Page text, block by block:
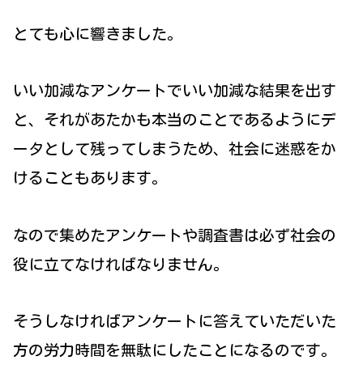
とても心に響きました。
いい加減なアンケートでいい加減な結果を出す
と、それがあたかも本当のことであるようにデ
ータとして残ってしまうため、社会に迷惑をか
けることもあります。
なので集めたアンケートや調査書は必ず社会の
役に立てなければなりません。
そうしなければアンケートに答えていただいた
方の労力時間を無駄にしたことになるのです。